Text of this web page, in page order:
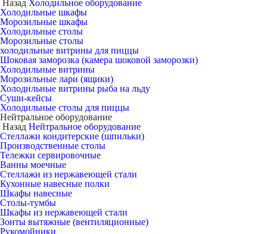
Назад Холодильное оборудование
Холодильные шкафы
Морозильные шкафы
Холодильные столы
Морозильные столы
холодильные витрины для пиццы
Шоковая заморозка (камера шоковой заморозки)
Холодильные витрины
Морозильные лари (ящики)
Холодильные витрины рыба на льду
Суши-кейсы
Холодильные столы для пиццы
Нейтральное оборудование
Назад Нейтральное оборудование
Стеллажи кондитерские (шпильки)
Производственные столы
Тележки сервировочные
Ванны моечные
Стеллажи из нержавеющей стали
Кухонные навесные полки
Шкафы навесные
Столы-тумбы
Шкафы из нержавеющей стали
Зонты вытяжные (вентиляционные)
Рукомойники